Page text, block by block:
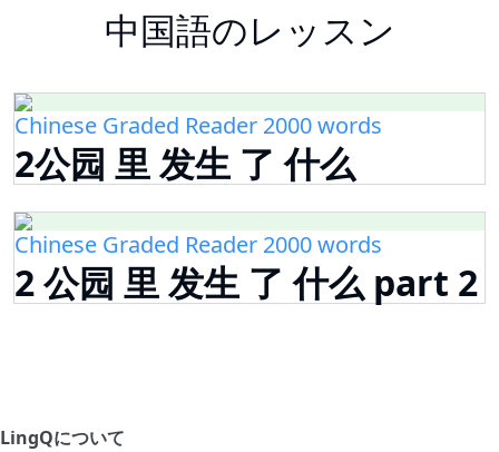
中国語のレッスン
Chinese Graded Reader 2000 words
2公园 里 发生 了 什么
Chinese Graded Reader 2000 words
2 公园 里 发生 了 什么 part 2
LingQについて